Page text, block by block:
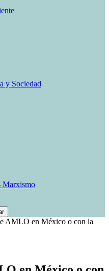
y Sociedad
Marxismo
AMLO en México o con la